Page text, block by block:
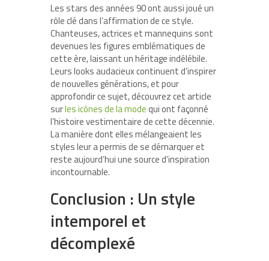
Les stars des années 90 ont aussi joué un
rôle clé dans l’affirmation de ce style.
Chanteuses, actrices et mannequins sont
devenues les figures emblématiques de
cette ère, laissant un héritage indélébile.
Leurs looks audacieux continuent d’inspirer
de nouvelles générations, et pour
approfondir ce sujet, découvrez cet article
surles icônes de la modequi ont façonné
l’histoire vestimentaire de cette décennie.
La manière dont elles mélangeaient les
styles leur a permis de se démarquer et
reste aujourd’hui une source d’inspiration
incontournable.
Conclusion : Un style
intemporel et
décomplexé